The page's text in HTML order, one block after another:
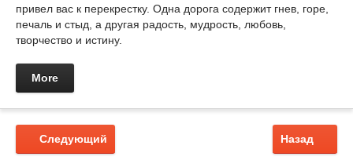
привел вас к перекрестку. Одна дорога содержит гнев, горе,
печаль и стыд, а другая радость, мудрость, любовь,
творчество и истину.
More
Назад
Следующий